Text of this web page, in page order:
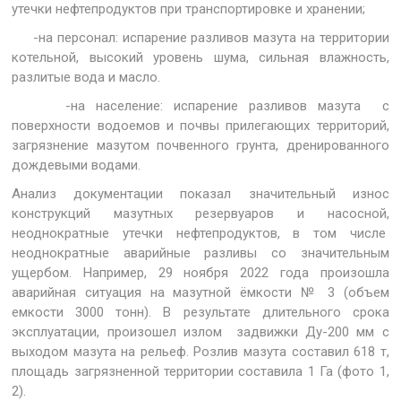
утечки нефтепродуктов при транспортировке и хранении;
-на персонал: испарение разливов мазута на территории
котельной, высокий уровень шума, сильная влажность,
разлитые вода и масло.
-на население: испарение разливов мазута с
поверхности водоемов и почвы прилегающих территорий,
загрязнение мазутом почвенного грунта, дренированного
дождевыми водами.
Анализ документации показал значительный износ
конструкций мазутных резервуаров и насосной,
неоднократные утечки нефтепродуктов, в том числе
неоднократные аварийные разливы со значительным
ущербом. Например, 29 ноября 2022 года произошла
аварийная ситуация на мазутной ёмкости № 3 (объем
емкости 3000 тонн). В результате длительного срока
эксплуатации, произошел излом задвижки Ду-200 мм с
выходом мазута на рельеф. Розлив мазута составил 618 т,
площадь загрязненной территории составила 1 Га (фото 1,
2).